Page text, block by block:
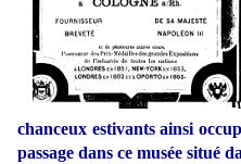
chanceux estivants ainsi
passage dans ce musée situé